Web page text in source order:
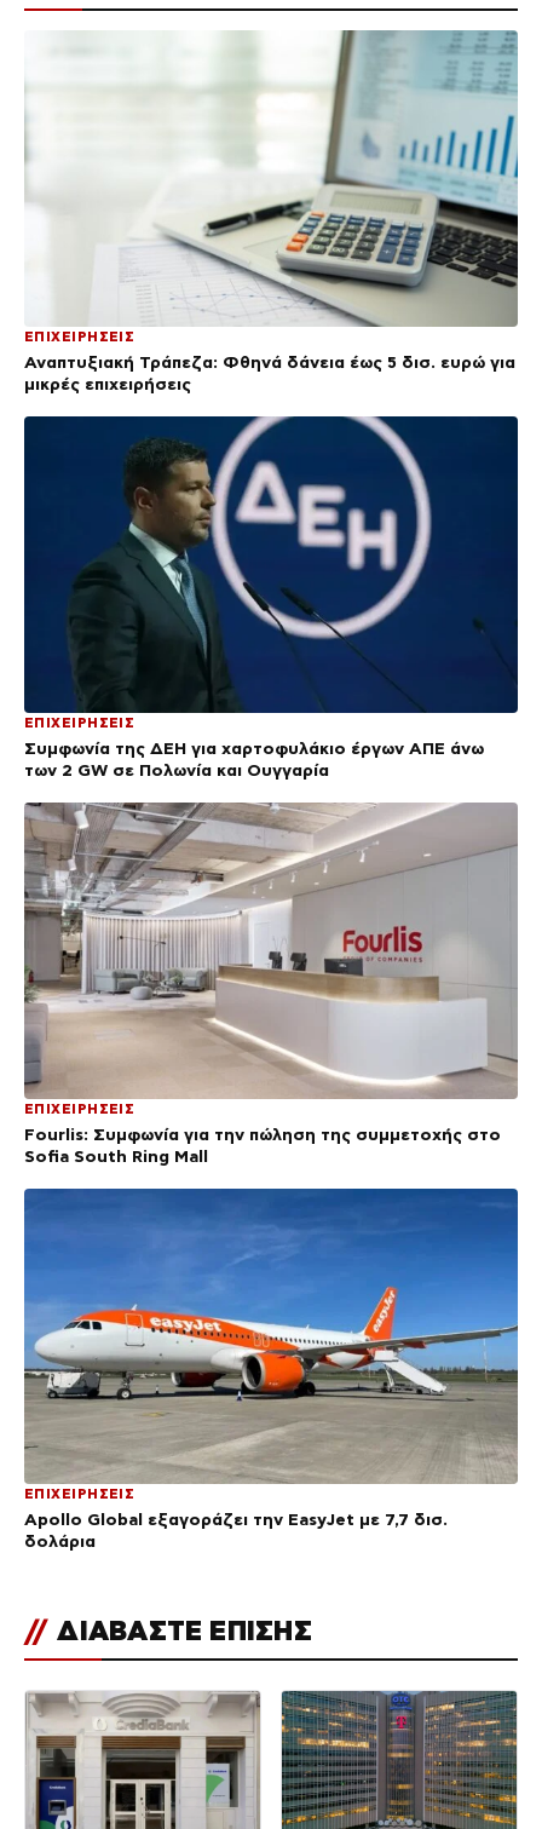
ΕΠΙΧΕΙΡΗΣΕΙΣ
Αναπτυξιακή Τράπεζα: Φθηνά δάνεια έως 5 δισ. ευρώ για
μικρές επιχειρήσεις
ΕΠΙΧΕΙΡΗΣΕΙΣ
Συμφωνία της ΔΕΗ για χαρτοφυλάκιο έργων ΑΠΕ άνω
των 2 GW σε Πολωνία και Ουγγαρία
ΕΠΙΧΕΙΡΗΣΕΙΣ
Fourlis: Συμφωνία για την πώληση της συμμετοχής στο
Sofia South Ring Mall
ΕΠΙΧΕΙΡΗΣΕΙΣ
Apollo Global εξαγοράζει την EasyJet με 7,7 δισ.
δολάρια
// ΔΙΑΒΑΣΤΕ ΕΠΙΣΗΣ